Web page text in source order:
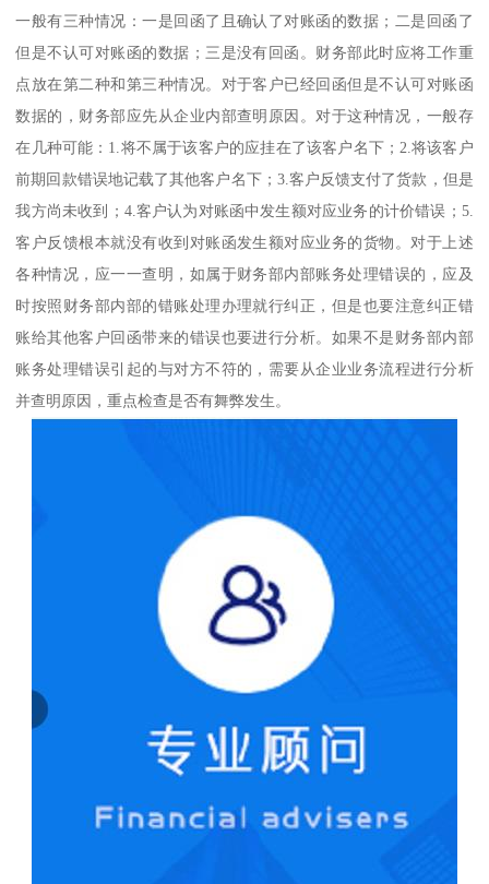
一般有三种情况：一是回函了且确认了对账函的数据；二是回函了
但是不认可对账函的数据；三是没有回函。财务部此时应将工作重
点放在第二种和第三种情况。对于客户已经回函但是不认可对账函
数据的，财务部应先从企业内部查明原因。对于这种情况，一般存
在几种可能：1.将不属于该客户的应挂在了该客户名下；2.将该客户
前期回款错误地记载了其他客户名下；3.客户反馈支付了货款，但是
我方尚未收到；4.客户认为对账函中发生额对应业务的计价错误；5.
客户反馈根本就没有收到对账函发生额对应业务的货物。对于上述
各种情况，应一一查明，如属于财务部内部账务处理错误的，应及
时按照财务部内部的错账处理办理就行纠正，但是也要注意纠正错
账给其他客户回函带来的错误也要进行分析。如果不是财务部内部
账务处理错误引起的与对方不符的，需要从企业业务流程进行分析
并查明原因，重点检查是否有舞弊发生。